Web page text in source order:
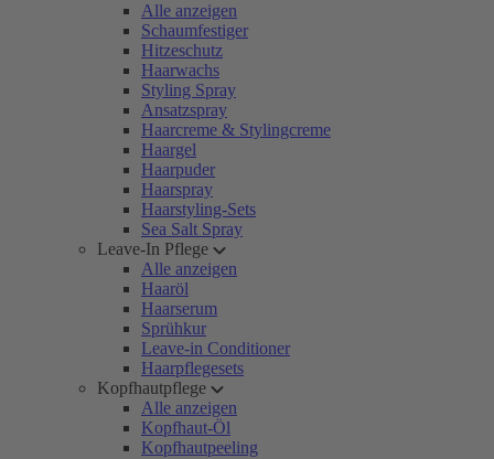
Alle anzeigen
Schaumfestiger
Hitzeschutz
Haarwachs
Styling Spray
Ansatzspray
Haarcreme & Stylingcreme
Haargel
Haarpuder
Haarspray
Haarstyling-Sets
Sea Salt Spray
Leave-In Pflege
Alle anzeigen
Haaröl
Haarserum
Sprühkur
Leave-in Conditioner
Haarpflegesets
Kopfhautpflege
Alle anzeigen
Kopfhaut-Öl
Kopfhautpeeling